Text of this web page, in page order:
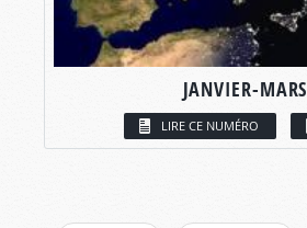
JANVIER-MARS
LIRE CE NUMÉRO